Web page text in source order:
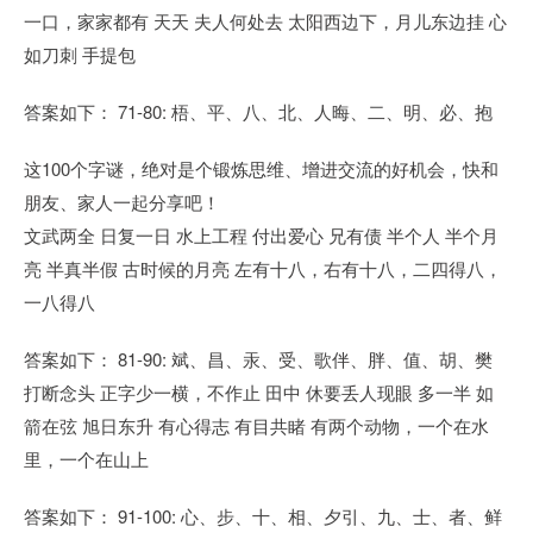
一口，家家都有 天天 夫人何处去 太阳西边下，月儿东边挂 心
如刀刺 手提包
答案如下： 71-80: 梧、平、八、北、人晦、二、明、必、抱
这100个字谜，绝对是个锻炼思维、增进交流的好机会，快和
朋友、家人一起分享吧！
文武两全 日复一日 水上工程 付出爱心 兄有债 半个人 半个月
亮 半真半假 古时候的月亮 左有十八，右有十八，二四得八，
一八得八
答案如下： 81-90: 斌、昌、汞、受、歌伴、胖、值、胡、樊
打断念头 正字少一横，不作止 田中 休要丢人现眼 多一半 如
箭在弦 旭日东升 有心得志 有目共睹 有两个动物，一个在水
里，一个在山上
答案如下： 91-100: 心、步、十、相、夕引、九、士、者、鲜